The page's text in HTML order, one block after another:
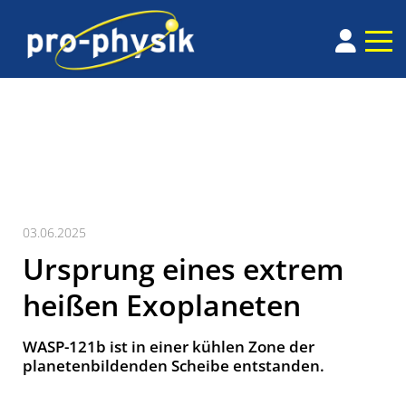
03.06.2025
Ursprung eines extrem
heißen Exoplaneten
WASP-121b ist in einer kühlen Zone der
planetenbildenden Scheibe entstanden.